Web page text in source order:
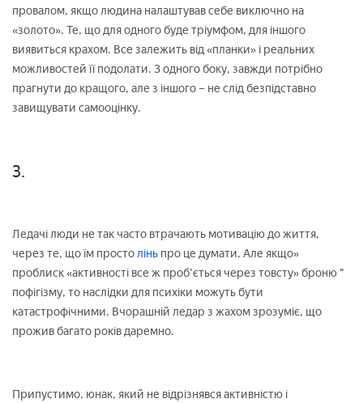
провалом, якщо людина налаштував себе виключно на
«золото». Те, що для одного буде тріумфом, для іншого
виявиться крахом. Все залежить від «планки» і реальних
можливостей її подолати. З одного боку, завжди потрібно
прагнути до кращого, але з іншого – не слід безпідставно
завищувати самооцінку.
3.
Ледачі люди не так часто втрачають мотивацію до життя,
через те, що їм простолінь про це думати. Але якщо»
проблиск «активності все ж проб'ється через товсту» броню "
пофігізму, то наслідки для психіки можуть бути
катастрофічними. Вчорашній ледар з жахом зрозуміє, що
прожив багато років даремно.
Припустимо, юнак, який не відрізнявся активністю і